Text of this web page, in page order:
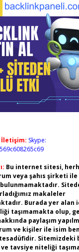
İletişim: Skype:
Bu internet sitesi,
veya şahıs şirketi
bulunmamaktadır.
makaleler
Burada yer alan
taşımamakta olup,
paylaşım
ve kişiler ile isim
Sitemizdeki
tavsiye niteliği